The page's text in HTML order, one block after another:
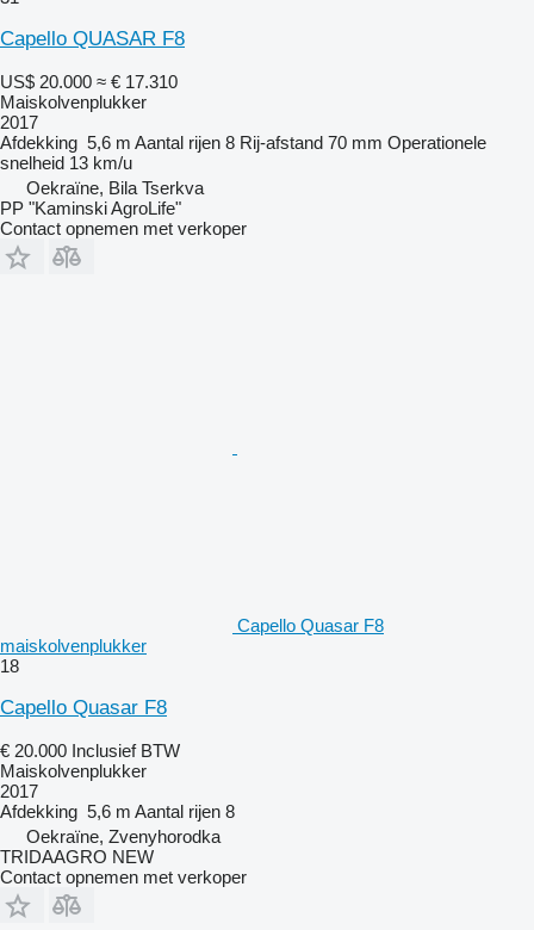
Capello QUASAR F8
US$ 20.000 ≈ € 17.310
Maiskolvenplukker
2017
Afdekking 5,6 m Aantal rijen 8 Rij-afstand 70 mm Operationele
snelheid 13 km/u
Oekraïne, Bila Tserkva
PP "Kaminski AgroLife"
Contact opnemen met verkoper
Capello Quasar F8
maiskolvenplukker
18
Capello Quasar F8
€ 20.000 Inclusief BTW
Maiskolvenplukker
2017
Afdekking 5,6 m Aantal rijen 8
Oekraïne, Zvenyhorodka
TRIDAAGRO NEW
Contact opnemen met verkoper